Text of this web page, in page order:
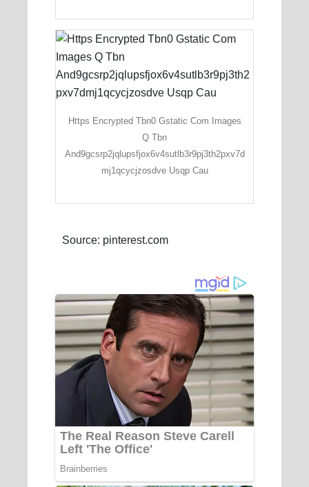
Https Encrypted Tbn0 Gstatic Com Images
Q Tbn
And9gcsrp2jqlupsfjox6v4sutlb3r9pj3th2pxv7d
mj1qcycjzosdve Usqp Cau
Source: pinterest.com